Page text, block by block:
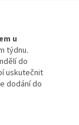
u
týdnu.
do
uskutečnit
dodání do